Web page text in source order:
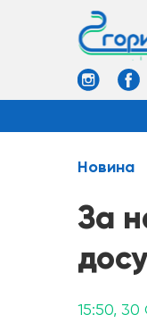
Новина
За
15:50, 30